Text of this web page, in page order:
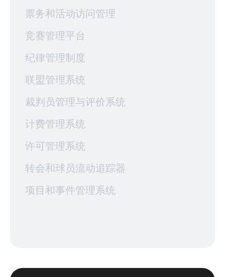
票务和活动访问管理
竞赛管理平台
纪律管理制度
联盟管理系统
裁判员管理与评价系统
计费管理系统
许可管理系统
转会和球员流动追踪器
项目和事件管理系统